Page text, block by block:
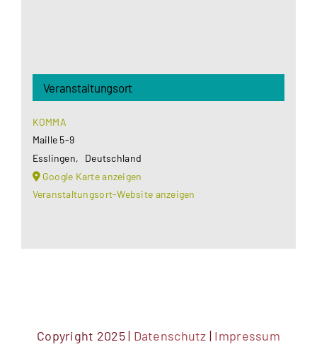
Veranstaltungsort
KOMMA
Maille 5-9
Esslingen,
Deutschland
Google Karte anzeigen
Veranstaltungsort-Website anzeigen
Copyright 2025 | Datenschutz | Impressum